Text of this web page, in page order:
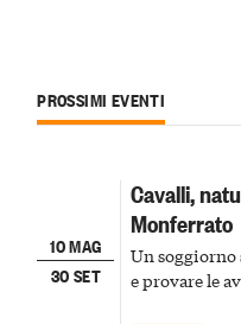
PROSSIMI EVENTI
10 MAG
30 SET
Cavalli,
Monferrato
Un soggiorno
e provare le